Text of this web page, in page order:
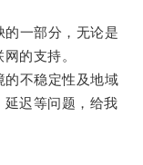
一部分，无论是
的支持。
不稳定性及地域
延迟等问题，给我